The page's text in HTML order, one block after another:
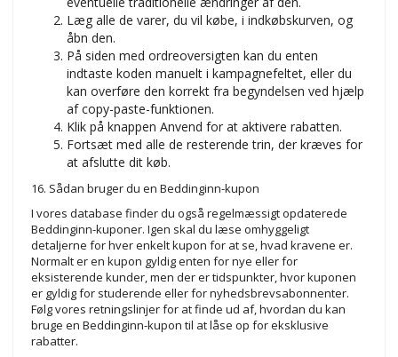
Læg alle de varer, du vil købe, i indkøbskurven, og
åbn den.
På siden med ordreoversigten kan du enten
indtaste koden manuelt i kampagnefeltet, eller du
kan overføre den korrekt fra begyndelsen ved hjælp
af copy-paste-funktionen.
Klik på knappen Anvend for at aktivere rabatten.
Fortsæt med alle de resterende trin, der kræves for
at afslutte dit køb.
16. Sådan bruger du en Beddinginn-kupon
I vores database finder du også regelmæssigt opdaterede
Beddinginn-kuponer. Igen skal du læse omhyggeligt
detaljerne for hver enkelt kupon for at se, hvad kravene er.
Normalt er en kupon gyldig enten for nye eller for
eksisterende kunder, men der er tidspunkter, hvor kuponen
er gyldig for studerende eller for nyhedsbrevsabonnenter.
Følg vores retningslinjer for at finde ud af, hvordan du kan
bruge en Beddinginn-kupon til at låse op for eksklusive
rabatter.